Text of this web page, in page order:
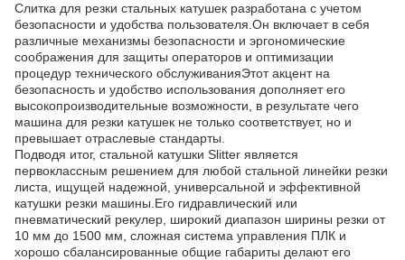
Слитка для резки стальных катушек разработана с учетом
безопасности и удобства пользователя.Он включает в себя
различные механизмы безопасности и эргономические
соображения для защиты операторов и оптимизации
процедур технического обслуживанияЭтот акцент на
безопасность и удобство использования дополняет его
высокопроизводительные возможности, в результате чего
машина для резки катушек не только соответствует, но и
превышает отраслевые стандарты.
Подводя итог, стальной катушки Slitter является
первоклассным решением для любой стальной линейки резки
листа, ищущей надежной, универсальной и эффективной
катушки резки машины.Его гидравлический или
пневматический рекулер, широкий диапазон ширины резки от
10 мм до 1500 мм, сложная система управления ПЛК и
хорошо сбалансированные общие габариты делают его